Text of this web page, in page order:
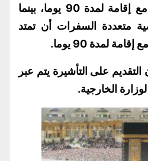
الواحدة” إلى 90 يوما مع إقامة لمدة 90 يوما، بينما
متعددة السفرات أن تمتد
.
على التأشيرة يتم عبر
الخارجية.